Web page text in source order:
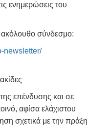
ενημερώσεις του
ακόλουθο σύνδεσμο:
-newsletter/
επένδυσης και σε
αφίσα ελάχιστου
σχετικά με την πράξη